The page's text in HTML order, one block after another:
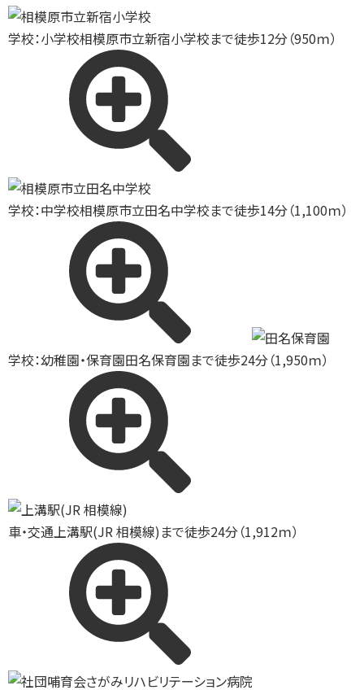
学校：小学校相模原市立新宿小学校まで徒歩12分（950ｍ）
学校：中学校相模原市立田名中学校まで徒歩14分（1,100ｍ）
学校：幼稚園・保育園田名保育園まで徒歩24分（1,950ｍ）
車・交通上溝駅(JR 相模線)まで徒歩24分（1,912ｍ）